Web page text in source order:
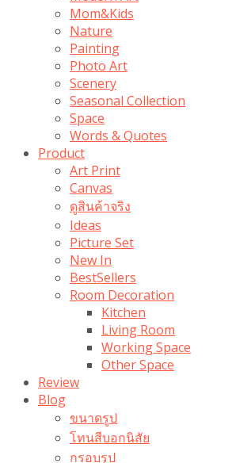
Mom&Kids
Nature
Painting
Photo Art
Scenery
Seasonal Collection
Space
Words & Quotes
Product
Art Print
Canvas
ดูสินค้าจริง
Ideas
Picture Set
New In
BestSellers
Room Decoration
Kitchen
Living Room
Working Space
Other Space
Review
Blog
ขนาดรูป
โทนสีบอกนิสัย
กรอบรูป